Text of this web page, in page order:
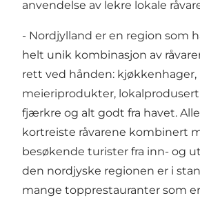
anvendelse av lekre lokale
- Nordjylland er en region som
helt unik kombinasjon av
rett ved hånden: kjøkkenhager,
meieriprodukter,
fjærkre og alt godt fra havet.
kortreiste råvarene kombinert
besøkende turister fra inn- og
den nordjyske regionen er i
mange topprestauranter som